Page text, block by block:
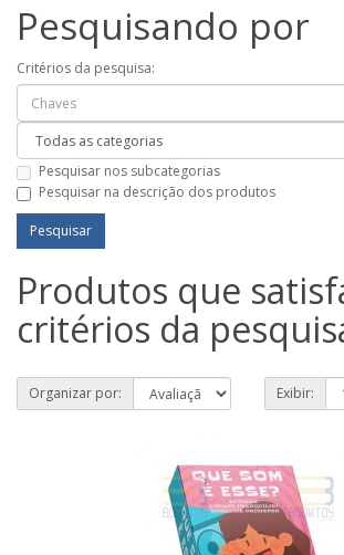
Pesquisando por
Critérios da pesquisa:
Pesquisar nos subcategorias
Pesquisar na descrição dos produtos
Produtos que
critérios da
Organizar por: Exibir: